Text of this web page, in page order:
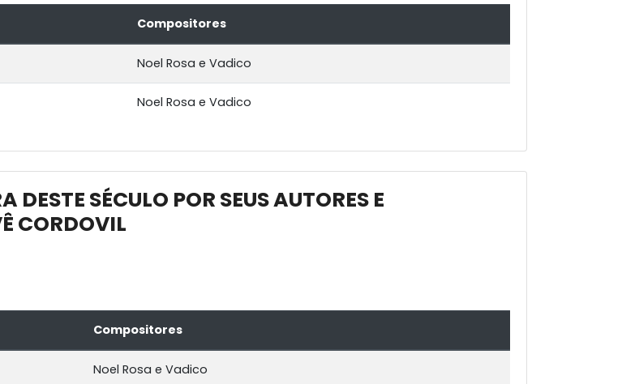
Compositores
Noel Rosa e Vadico
Noel Rosa e Vadico
DESTE SÉCULO POR SEUS AUTORES E
CORDOVIL
Compositores
Noel Rosa e Vadico